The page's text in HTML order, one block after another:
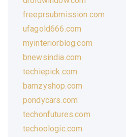
freeprsubmission.com
ufagold666.com
myinteriorblog.com
bnewsindia.com
techiepick.com
bamzyshop.com
pondycars.com
techonfutures.com
techoologic.com